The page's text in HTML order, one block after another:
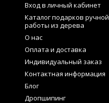
Вход в личный кабинет
Каталог подарков ручной
работы из дерева
О нас
Оплата и доставка
Индивидуальный заказ
Контактная информация
Блог
Дропшипинг